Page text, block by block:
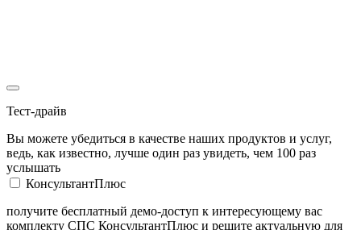
Тест-драйв
Вы можете убедиться в качестве наших продуктов и услуг,
ведь, как известно, лучше один раз увидеть, чем 100 раз
услышать
КонсультантПлюс
получите бесплатный демо-доступ к интересующему вас
комплекту СПС КонсультантПлюс и решите актуальную для